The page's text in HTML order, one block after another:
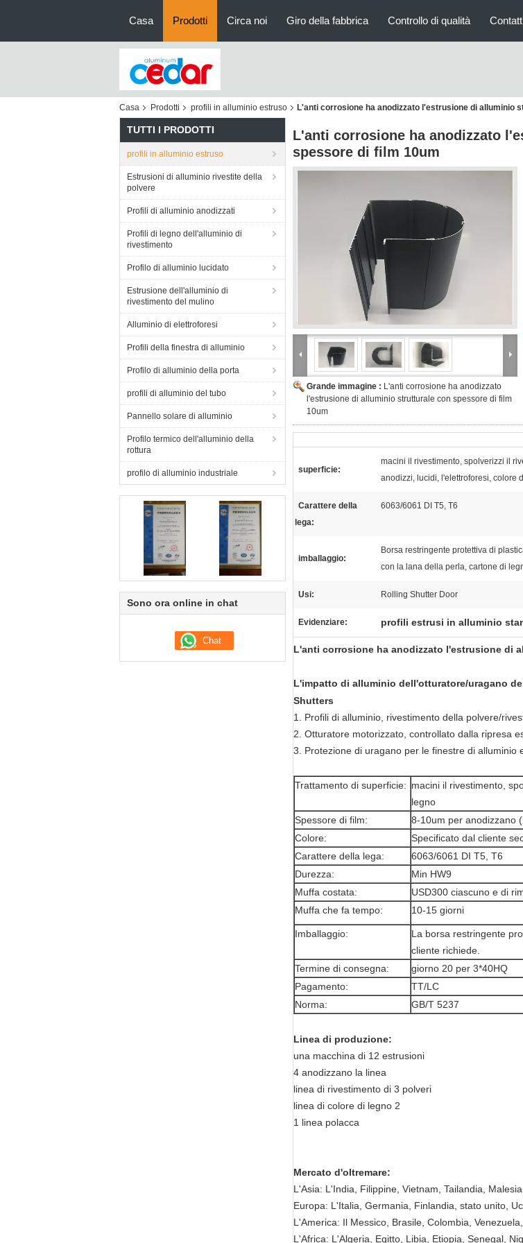
Casa Prodotti Circa noi Giro della fabbrica Controllo di qualità
Casa Prodotti profili in alluminio estruso L'anti corrosione ha anodizzato l'estrusione di alluminio
TUTTI I PRODOTTI
profili in alluminio estruso
Estrusioni di alluminio rivestite della
polvere
Profili di alluminio anodizzati
Profili di legno dell'alluminio di
rivestimento
Profilo di alluminio lucidato
Estrusione dell'alluminio di
rivestimento del mulino
Alluminio di elettroforesi
Profili della finestra di alluminio
Profilo di alluminio della porta
profili di alluminio del tubo
Pannello solare di alluminio
Profilo termico dell'alluminio della
rottura
profilo di alluminio industriale
Sono ora online in chat
L'anti corrosione ha anodizzato
spessore di film 10um
Grande immagine : L'anti corrosione ha anodizzato
l'estrusione di alluminio strutturale con spessore di film
10um
superficie:
macini il rivestimento, spolverizzi il
anodizzi, lucidi, l'elettroforesi, colore
Carattere della
lega:
6063/6061 DI T5, T6
imballaggio:
Borsa restringente protettiva di
con la lana della perla, cartone di
Usi: Rolling Shutter Door
Evidenziare: profili estrusi in alluminio
L'anti corrosione ha anodizzato l'estrusione di
L'impatto di alluminio dell'otturatore/uragano
Shutters
1. Profili di alluminio, rivestimento della polvere/
2. Otturatore motorizzato, controllato dalla ripresa
3. Protezione di uragano per le finestre di alluminio
Trattamento di superficie: macini il rivestimento,
legno
Spessore di film:
8-10um per anodizzano
Colore:
Specificato dal cliente
Carattere della lega:
6063/6061 DI T5, T6
Durezza:
Min HW9
Muffa costata:
USD300 ciascuno e di
Muffa che fa tempo:
10-15 giorni
Imballaggio:
La borsa restringente
cliente richiede.
Termine di consegna:
giorno 20 per 3*40HQ
Pagamento:
TT/LC
Norma:
GB/T 5237
Linea di produzione:
una macchina di 12 estrusioni
4 anodizzano la linea
linea di rivestimento di 3 polveri
linea di colore di legno 2
1 linea polacca
Mercato d'oltremare:
L'Asia: L'India, Filippine, Vietnam, Tailandia,
Europa: L'Italia, Germania, Finlandia, stato unito,
L'America: Il Messico, Brasile, Colombia,
L'Africa: L'Algeria, Egitto, Libia, Etiopia, Senegal,